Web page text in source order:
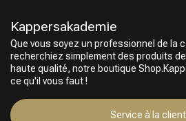
Choix du Coiffeur
Kappersakademie
Que vous soyez un professionnel de la
recherchiez simplement des produits
haute qualité, notre boutique
ce qu'il vous faut !
Service à la